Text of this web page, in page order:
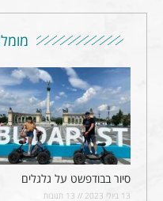
סיור בבודפשט על גלגלים
13 ביולי 2023